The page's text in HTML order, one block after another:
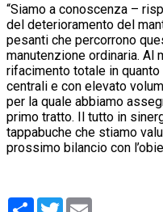
“Siamo a conoscenza –
del deterioramento del
pesanti che percorrono
manutenzione ordinaria. Al
rifacimento totale in
centrali e con elevato
per la quale abbiamo
primo tratto. Il tutto in
tappabuche che stiamo
prossimo bilancio con
Condividi
Twitter